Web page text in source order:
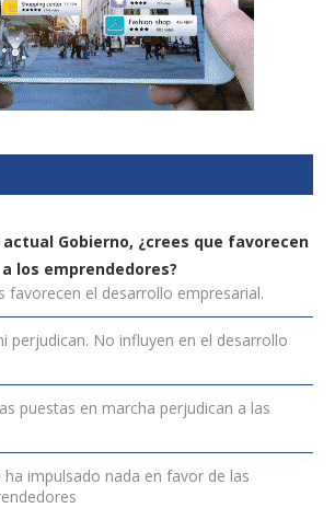
Gobierno, ¿crees que favorecen
a los emprendedores?
favorecen el desarrollo empresarial.
perjudican. No influyen en el desarrollo
puestas en marcha perjudican a las
ha impulsado nada en favor de las